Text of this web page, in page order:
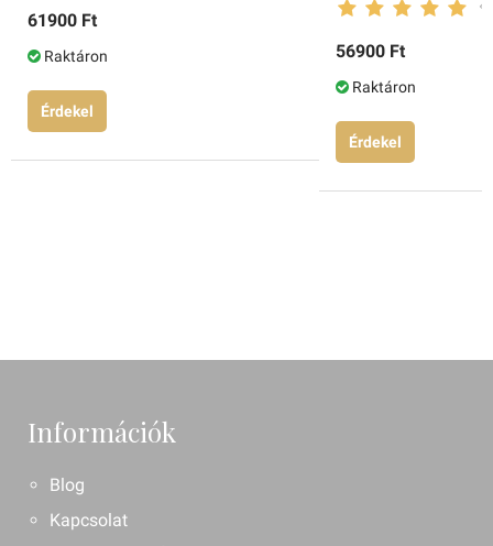
61900 Ft
Raktáron
Érdekel
56900 Ft
Raktáron
Érdekel
Információk
Blog
Kapcsolat